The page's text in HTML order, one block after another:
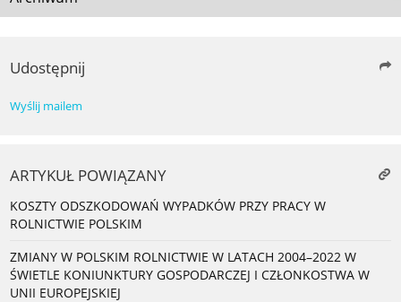
Udostępnij
Wyślij mailem
ARTYKUŁ POWIĄZANY
KOSZTY ODSZKODOWAŃ WYPADKÓW PRZY PRACY W
ROLNICTWIE POLSKIM
ZMIANY W POLSKIM ROLNICTWIE W LATACH 2004–2022 W
ŚWIETLE KONIUNKTURY GOSPODARCZEJ I CZŁONKOSTWA W
UNII EUROPEJSKIEJ